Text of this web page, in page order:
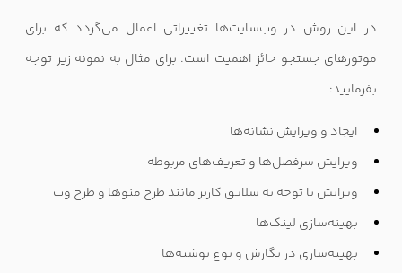
در این روش در وب‌سایت‌ها تغییراتی اعمال می‌گردد که برای
موتورهای جستجو حائز اهمیت است. برای مثال به نمونه زیر توجه
بفرمایید:
ایجاد و ویرایش نشانه‌ها
ویرایش سرفصل‌ها و تعریف‌های مربوطه
ویرایش با توجه به سلایق کاربر مانند طرح منوها و طرح وب
بهینه‌سازی لینک‌ها
بهینه‌سازی در نگارش و نوع نوشته‌ها